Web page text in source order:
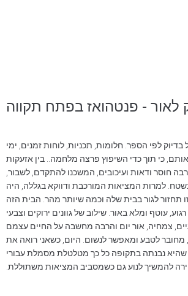
לאור - פנטהואז בפתח תקווה
לפי הספר. חלומות, תכניות, לוחות זמנים, ימי
כי תוך כדי השיפוץ פרצה מלחמה.. בין אזעקות
חוסר ודאות ועיכובים, המשכנו להתקדם, לשבור,
למרות המציאות המורכבת ודווקא בגללה, היה
לגור בבית שלה וכמה שיותר מהר. הבית הזה
עוטף ומלא באור. שילוב של גוונים ירוקים וצבעי
צמחיה, אור יום והרבה מחשבה על החיים עצמם
מחובר לטבע ומאפשר לנשום. היום, כשאני רואה את
נבנתה בתקופה כל כך מטלטלת מסמלת עבורי
להמשיך לנוע גם כשמסביב המציאות משתוללת.